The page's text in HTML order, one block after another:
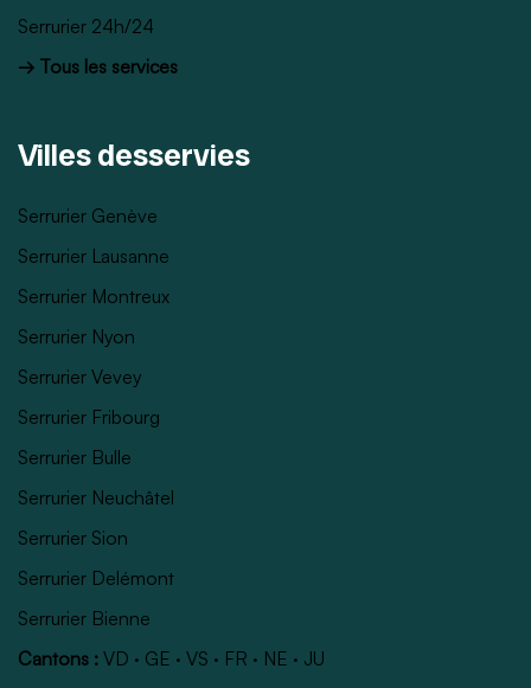
Serrurier 24h/24
→ Tous les services
Villes desservies
Serrurier Genève
Serrurier Lausanne
Serrurier Montreux
Serrurier Nyon
Serrurier Vevey
Serrurier Fribourg
Serrurier Bulle
Serrurier Neuchâtel
Serrurier Sion
Serrurier Delémont
Serrurier Bienne
Cantons : VD · GE · VS · FR · NE · JU